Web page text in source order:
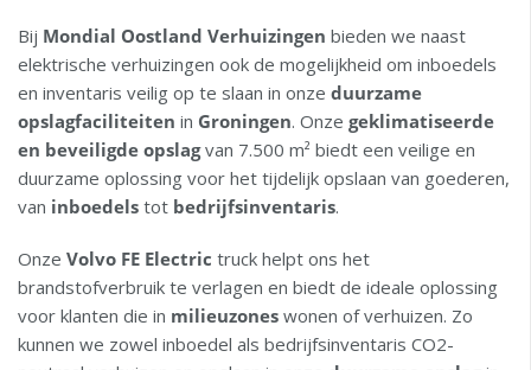
Bij Mondial Oostland Verhuizingen bieden we naast
elektrische verhuizingen ook de mogelijkheid om inboedels
en inventaris veilig op te slaan in onze duurzame
opslagfaciliteiten in Groningen. Onze geklimatiseerde
en beveiligde opslagvan 7.500 m² biedt een veilige en
duurzame oplossing voor het tijdelijk opslaan van goederen,
van inboedels tot bedrijfsinventaris.
Onze Volvo FE Electric truck helpt ons het
brandstofverbruik te verlagen en biedt de ideale oplossing
voor klanten die in milieuzones wonen of verhuizen. Zo
kunnen we zowel inboedel als bedrijfsinventaris CO2-